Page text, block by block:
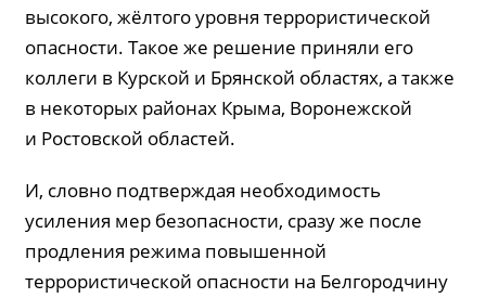
высокого, жёлтого уровня террористической
опасности. Такое же решение приняли его
коллеги в Курской и Брянской областях, а также
в некоторых районах Крыма, Воронежской
и Ростовской областей.
И, словно подтверждая необходимость
усиления мер безопасности, сразу же после
продления режима повышенной
террористической опасности на Белгородчину